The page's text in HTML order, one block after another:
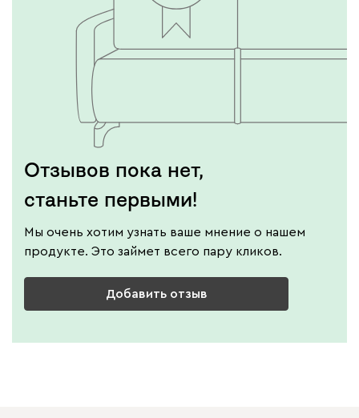
Отзывов пока нет,
станьте первыми!
Мы очень хотим узнать ваше мнение о нашем
продукте. Это займет всего пару кликов.
Добавить отзыв